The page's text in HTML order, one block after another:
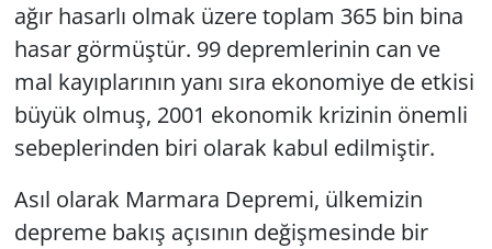
ağır hasarlı olmak üzere toplam 365 bin bina
hasar görmüştür. 99 depremlerinin can ve
mal kayıplarının yanı sıra ekonomiye de etkisi
büyük olmuş, 2001 ekonomik krizinin önemli
sebeplerinden biri olarak kabul edilmiştir.
Asıl olarak Marmara Depremi, ülkemizin
depreme bakış açısının değişmesinde bir